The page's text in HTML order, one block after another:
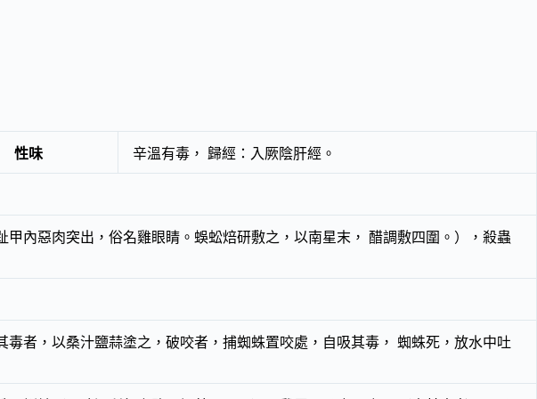
性味 辛溫有毒， 歸經：入厥陰肝經。
內惡肉突出，俗名雞眼睛。蜈蚣焙研敷之，以南星末， 醋調敷四圍。），殺蟲
者，以桑汁鹽蒜塗之，破咬者，捕蜘蛛置咬處，自吸其毒， 蜘蛛死，放水中吐